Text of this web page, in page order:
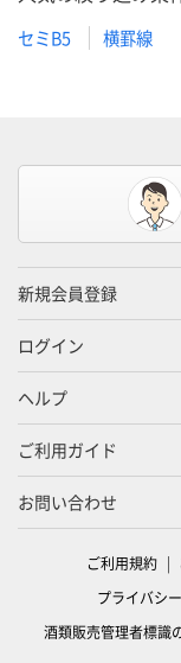
セミB5 横罫線
新規会員登録
ログイン
ヘルプ
ご利用ガイド
お問い合わせ
ご利用規約
プライバシ
酒類販売管理者標識